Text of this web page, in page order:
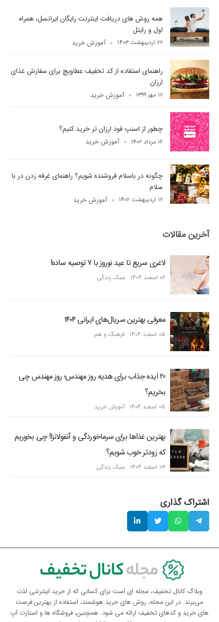
همه روش های دریافت اینترنت رایگان ایرانسل، همراه
اول و رایتل
۲۲ اردیبهشت ۱۴۰۳ آموزش خرید
راهنمای استفاده از کد تخفیف عطاویچ برای سفارش غذای
ارزان
۱۲ مهر ۱۳۹۹ آموزش خرید
چطور از اسنپ فود ارزان تر خرید کنیم؟
۱۶ مرداد ۱۴۰۲ آموزش خرید
چگونه در باسلام فروشنده شویم؟ راهنمای غرفه زدن در با
سلام
۱۲ اردیبهشت ۱۴۰۲ آموزش خرید
آخرین مقالات
لاغری سریع تا عید نوروز با 7 توصیه ساده!
۰۶ اسفند ۱۴۰۴ سبک زندگی
معرفی بهترین سریال‌های ایرانی ۱۴۰۴
۰۵ اسفند ۱۴۰۴ فرهنگ و هنر
20 ایده جذاب برای هدیه روز مهندس؛ روز مهندس چی
بخریم؟
۰۵ اسفند ۱۴۰۴ آموزش خرید
بهترین غذاها برای سرماخوردگی و آنفولانزا! چی بخوریم
که زودتر خوب شویم؟
۰۳ اسفند ۱۴۰۴ سبک زندگی
اشتراک گذاری
وبلاگ کانال تخفیف، مجله ای است برای کسانی که از خرید اینترنتی لذت
می‌برند. در این مجله، روش های خرید هوشمند، استفاده از بهترین فرصت
های خرید و کدهای تخفیف ارائه می شود. همچنین، فروشگاه ها و استارت آپ